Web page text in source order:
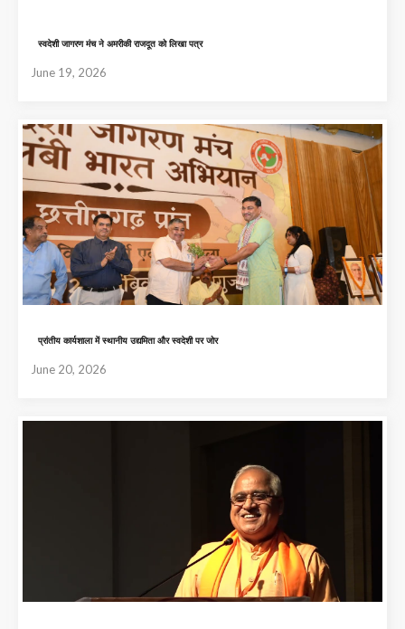
स्वदेशी जागरण मंच ने अमरीकी राजदूत को लिखा पत्र
June 19, 2026
प्रांतीय कार्यशाला में स्थानीय उद्यमिता और स्वदेशी पर जोर
June 20, 2026